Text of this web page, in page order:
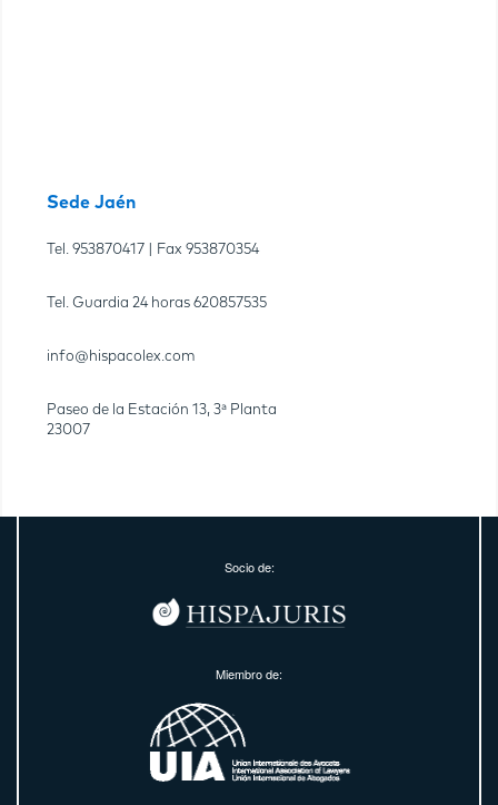
Sede Jaén
Tel. 953870417 | Fax 953870354
Tel. Guardia 24 horas 620857535
info@hispacolex.com
Paseo de la Estación 13, 3ª Planta
23007
Socio de:
Miembro de: